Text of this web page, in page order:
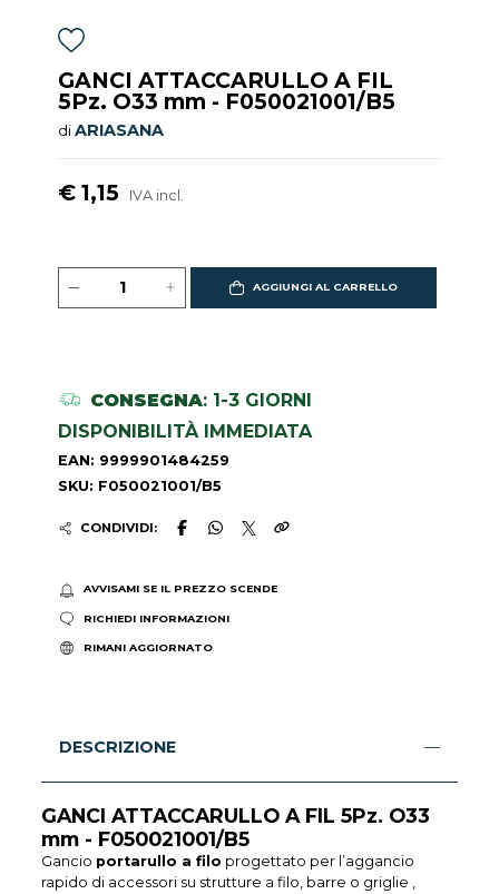
GANCI ATTACCARULLO A FIL
5Pz. O33 mm - F050021001/B5
diARIASANA
€ 1,15 IVA incl.
AGGIUNGI AL CARRELLO
CONSEGNA: 1-3 GIORNI
DISPONIBILITÀ IMMEDIATA
EAN: 9999901484259
SKU: F050021001/B5
CONDIVIDI:
AVVISAMI SE IL PREZZO SCENDE
RICHIEDI INFORMAZIONI
RIMANI AGGIORNATO
DESCRIZIONE
GANCI ATTACCARULLO A FIL 5Pz. O33
mm - F050021001/B5
Gancio portarullo a filo progettato per l’aggancio
rapido di accessori su strutture a filo, barre o griglie ,